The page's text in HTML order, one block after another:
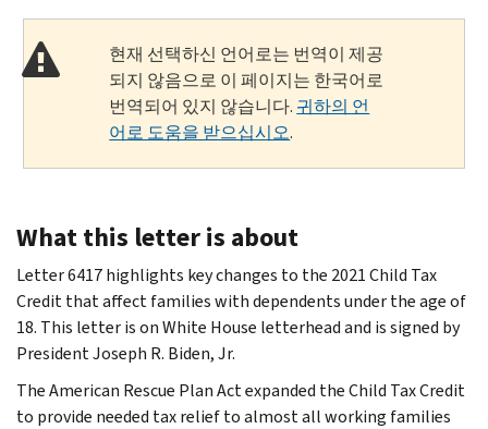
현재 선택하신 언어로는 번역이 제공
되지 않음으로 이 페이지는 한국어로
번역되어 있지 않습니다. 귀하의 언
어로 도움을 받으십시오.
What this letter is about
Letter 6417 highlights key changes to the 2021 Child Tax
Credit that affect families with dependents under the age of
18. This letter is on White House letterhead and is signed by
President Joseph R. Biden, Jr.
The American Rescue Plan Act expanded the Child Tax Credit
to provide needed tax relief to almost all working families